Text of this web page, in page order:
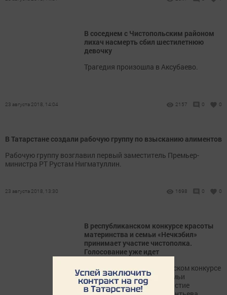
В соседнем с Чистопольским районом
лихач насмерть сбил шестилетнюю
девочку
Трагедия произошла в Аксубаево.
23 августа 2018, 14:04 2157 0 0
В Татарстане создали рабочую группу по взысканию алиментов
Рабочую группу возглавил первый заместитель Премьер-
министра РТ Рустам Нигматуллин.
23 августа 2018, 13:30 1698 0 0
В республиканском конкурсе красоты
материнства и семьи «Нечкэбил»
принимает участие чистополка.
Голосование уже идет
В этом году в республиканском конкурсе
красоты материнства и семьи
«Нечкэбил» принимает участие